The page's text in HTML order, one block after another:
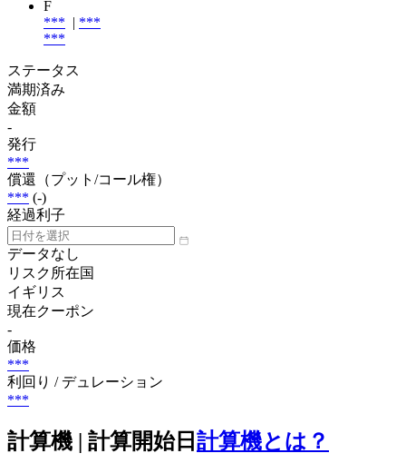
F
*** | ***
***
ステータス
満期済み
金額
-
発行
***
償還（プット/コール権）
*** (-)
経過利子
データなし
リスク所在国
イギリス
現在クーポン
-
価格
***
利回り / デュレーション
***
計算機 | 計算開始日 計算機とは？